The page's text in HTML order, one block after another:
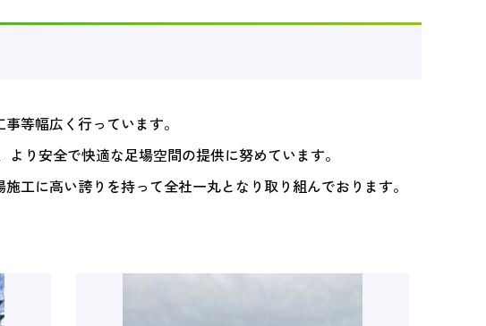
等幅広く行っています。
り安全で快適な足場空間の提供に努めています。
工に高い誇りを持って全社一丸となり取り組んでおります。